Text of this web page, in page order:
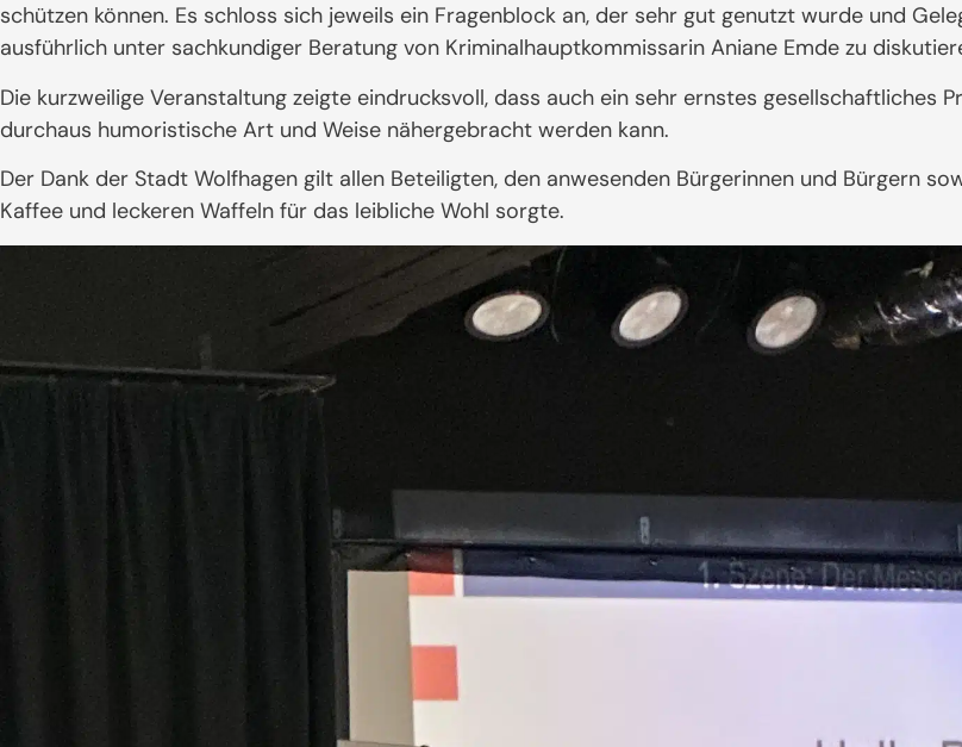
schützen können. Es schloss sich jeweils ein Fragenblock an, der sehr gut genutzt wurde und
ausführlich unter sachkundiger Beratung von Kriminalhauptkommissarin Aniane Emde zu
Die kurzweilige Veranstaltung zeigte eindrucksvoll, dass auch ein sehr ernstes gesellschaftliches
durchaus humoristische Art und Weise nähergebracht werden kann.
Der Dank der Stadt Wolfhagen gilt allen Beteiligten, den anwesenden Bürgerinnen und Bürgern
Kaffee und leckeren Waffeln für das leibliche Wohl sorgte.